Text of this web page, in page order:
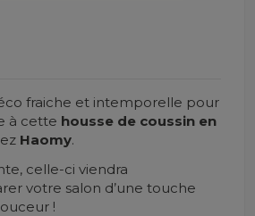
fraiche et intemporelle pour
à cette housse de coussin en
Haomy.
celle-ci viendra
votre salon d’une touche
!